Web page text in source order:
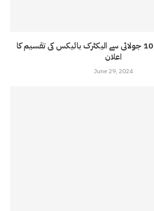
پنجاب حکومت کا 10 جولائی سے الیکٹرک بائیکس کی تقسیم کا
اعلان
June 29, 2024